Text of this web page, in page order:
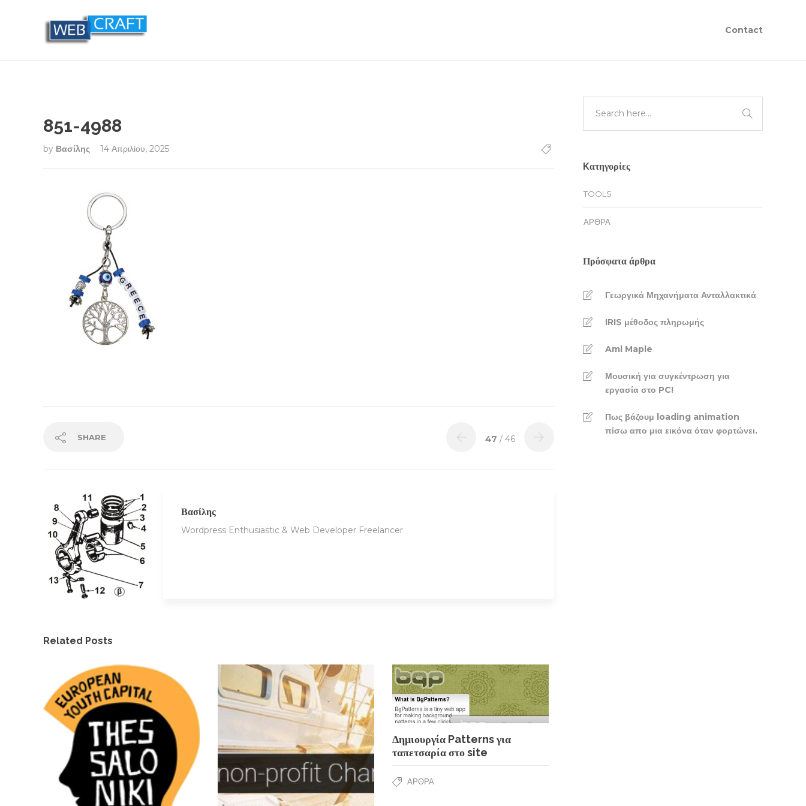
Contact
851-4988
by Βασίλης 14 Απριλίου, 2025
SHARE 47 / 46
Βασίλης
Wordpress Enthusiastic & Web Developer Freelancer
Related Posts
Δημιουργία Patterns για
ταπετσαρία στο site
ΆΡΘΡΑ
Kατηγορίες
TOOLS
ΆΡΘΡΑ
Πρόσφατα άρθρα
Γεωργικά Μηχανήματα Ανταλλακτικά
IRIS μέθοδος πληρωμής
Aml Maple
Μουσική για συγκέντρωση για
εργασία στο PC!
Πως βάζουμ loading animation
πίσω απο μια εικόνα όταν φορτώνει.